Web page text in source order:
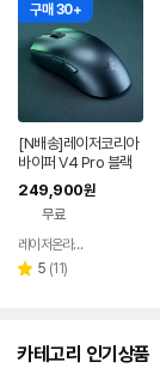
구매 30+
[N배송]레이저코리아
바이퍼 V4 Pro 블랙
바브사 무선 게이밍 마
우스 2세대 동글+그립
[오늘주문 내일도착]
249,900원
무료
레이저온라인스토어
별 5 리
(11)
카테고리 인기상품